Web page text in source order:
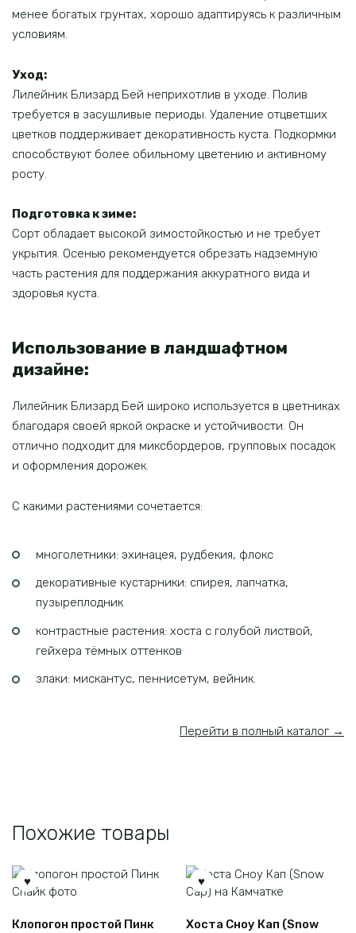
менее богатых грунтах, хорошо адаптируясь к различным
условиям.
Уход:
Лилейник Близард Бей неприхотлив в уходе. Полив
требуется в засушливые периоды. Удаление отцветших
цветков поддерживает декоративность куста. Подкормки
способствуют более обильному цветению и активному
росту.
Подготовка к зиме:
Сорт обладает высокой зимостойкостью и не требует
укрытия. Осенью рекомендуется обрезать надземную
часть растения для поддержания аккуратного вида и
здоровья куста.
Использование в ландшафтном
дизайне:
Лилейник Близард Бей широко используется в цветниках
благодаря своей яркой окраске и устойчивости. Он
отлично подходит для миксбордеров, групповых посадок
и оформления дорожек.
С какими растениями сочетается:
многолетники: эхинацея, рудбекия, флокс
декоративные кустарники: спирея, лапчатка,
пузыреплодник
контрастные растения: хоста с голубой листвой,
гейхера тёмных оттенков
злаки: мискантус, пеннисетум, вейник.
Перейти в полный каталог →
Похожие товары
Клопогон простой Пинк
Хоста Сноу Кап (Snow